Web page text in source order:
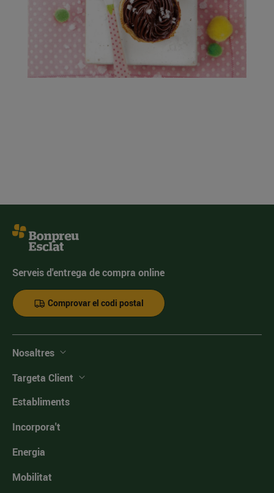
Serveis d'entrega de compra online
Comprovar el codi postal
Nosaltres
Targeta Client
Establiments
Incorpora't
Energia
Mobilitat